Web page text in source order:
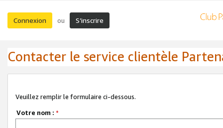
Connexion ou S’inscrire
Contacter le service clientèle
Veuillez remplir le formulaire ci-dessous.
Votre nom : *